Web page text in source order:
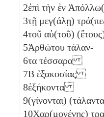
2ἐπὶ τὴν ἐν
3τῇ μεγ(άλῃ)
4τοῦ αὐ(τοῦ)
5Ἁρθώτου τάλαν-
6τα τέσσαρα
7Β ἑξακοσίας
8ἑξήκοντα
9(γίνονται)
10Χαρ(μογένης)